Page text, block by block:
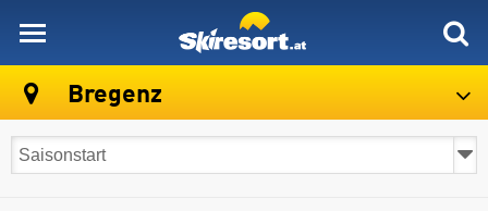
Bregenz